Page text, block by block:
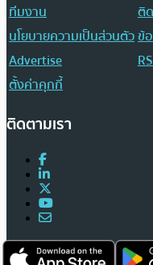
ทีมงาน
ติ
นโยบายความเป็นส่วนตัวข้
Advertise
ตั้งค่าคุกกี้
ติดตามเรา